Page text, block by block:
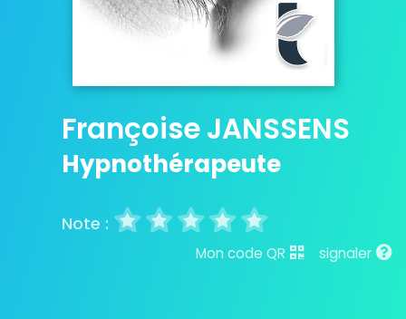
Françoise JANSSENS
Hypnothérapeute
signaler
Mon code QR